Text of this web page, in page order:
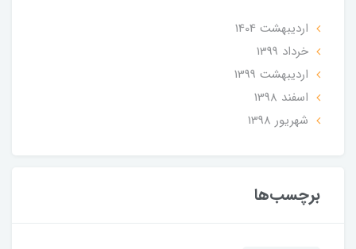
ارديبهشت 1404
خرداد 1399
ارديبهشت 1399
اسفند 1398
شهریور 1398
برچسب‌ها